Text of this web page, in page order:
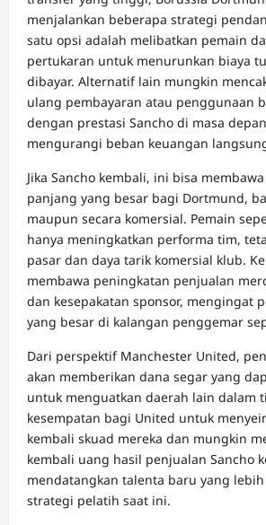
menjalankan beberapa strategi
satu opsi adalah melibatkan pemain
pertukaran untuk menurunkan biaya
dibayar. Alternatif lain mungkin
ulang pembayaran atau penggunaan
dengan prestasi Sancho di masa
mengurangi beban keuangan
Jika Sancho kembali, ini bisa
panjang yang besar bagi Dortmund,
maupun secara komersial. Pemain
hanya meningkatkan performa tim,
pasar dan daya tarik komersial klub.
membawa peningkatan penjualan
dan kesepakatan sponsor, mengingat
yang besar di kalangan penggemar
Dari perspektif Manchester United,
akan memberikan dana segar yang
untuk menguatkan daerah lain dalam
kesempatan bagi United untuk
kembali skuad mereka dan mungkin
kembali uang hasil penjualan Sancho
mendatangkan talenta baru yang
strategi pelatih saat ini.